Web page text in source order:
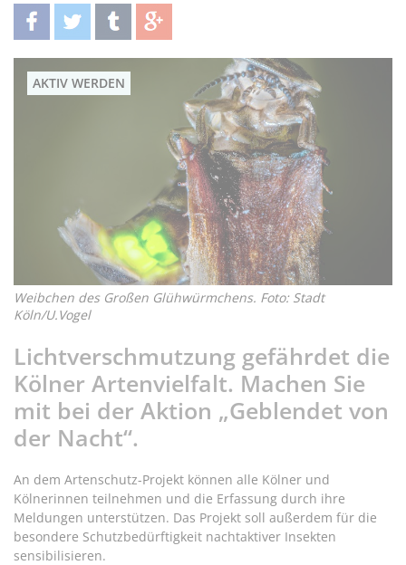
teilentwittern teilen teilen
AKTIV WERDEN
Weibchen des Großen Glühwürmchens. Foto: Stadt
Köln/U.Vogel
Lichtverschmutzung gefährdet die
Kölner Artenvielfalt. Machen Sie
mit bei der Aktion „Geblendet von
der Nacht“.
An dem Artenschutz-Projekt können alle Kölner und
Kölnerinnen teilnehmen und die Erfassung durch ihre
Meldungen unterstützen. Das Projekt soll außerdem für die
besondere Schutzbedürftigkeit nachtaktiver Insekten
sensibilisieren.